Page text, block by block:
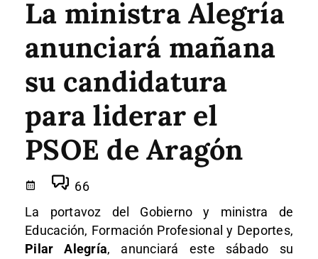
La ministra Alegría
anunciará mañana
su candidatura
para liderar el
PSOE de Aragón
66
La portavoz del Gobierno y ministra de
Educación, Formación Profesional y Deportes,
Pilar Alegría, anunciará este sábado su